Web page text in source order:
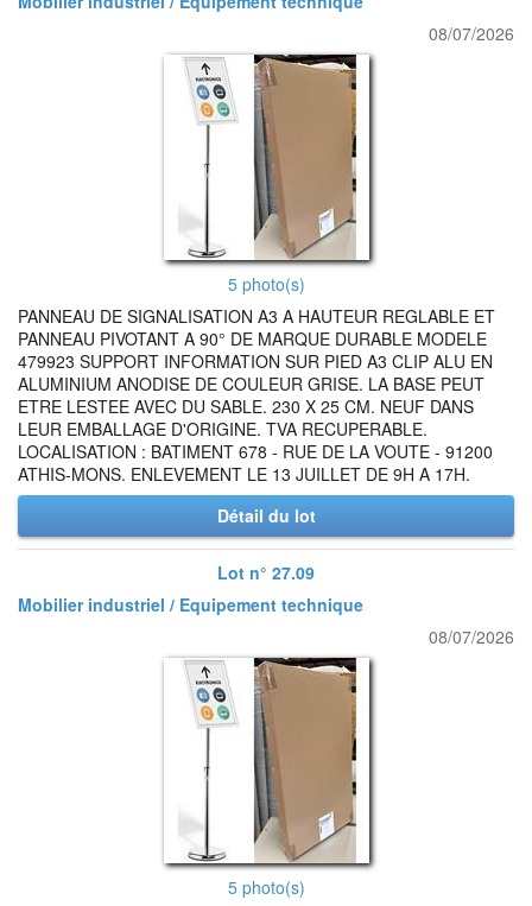
08/07/2026
5 photo(s)
PANNEAU DE SIGNALISATION A3 A HAUTEUR REGLABLE ET
PANNEAU PIVOTANT A 90° DE MARQUE DURABLE MODELE
479923 SUPPORT INFORMATION SUR PIED A3 CLIP ALU EN
ALUMINIUM ANODISE DE COULEUR GRISE. LA BASE PEUT
ETRE LESTEE AVEC DU SABLE. 230 X 25 CM. NEUF DANS
LEUR EMBALLAGE D'ORIGINE. TVA RECUPERABLE.
LOCALISATION : BATIMENT 678 - RUE DE LA VOUTE - 91200
ATHIS-MONS. ENLEVEMENT LE 13 JUILLET DE 9H A 17H.
Détail du lot
Lot n° 27.09
Mobilier industriel / Equipement technique
08/07/2026
5 photo(s)